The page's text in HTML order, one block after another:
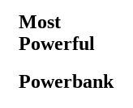
Most
Powerful
Powerbank